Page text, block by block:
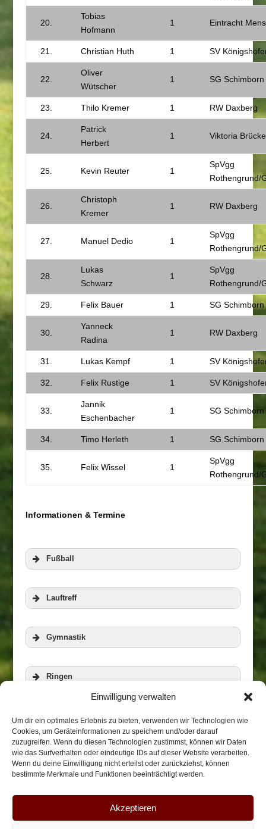
Einwilligung verwalten
Um dir ein optimales Erlebnis zu bieten, verwenden wir Technologien wie
Cookies, um Geräteinformationen zu speichern und/oder darauf
zuzugreifen. Wenn du diesen Technologien zustimmst, können wir Daten
wie das Surfverhalten oder eindeutige IDs auf dieser Website verarbeiten.
Wenn du deine Einwilligung nicht erteilst oder zurückziehst, können
bestimmte Merkmale und Funktionen beeinträchtigt werden.
Akzeptieren
20.
Tobias
Hofmann
1 Eintracht
21. Christian Huth 1 SV
22.
Oliver
Wütscher
1 SG Schimborn
23. Thilo Kremer 1 RW Daxberg
24.
Patrick
Herbert
1 Viktoria
25. Kevin Reuter 1
SpVgg
Rothengrund/
26.
Christoph
Kremer
1 RW Daxberg
27. Manuel Dedio 1
SpVgg
Rothengrund/
28.
Lukas
Schwarz
1
SpVgg
Rothengrund/
29. Felix Bauer 1 SG Schimborn
30.
Yanneck
Radina
1 RW Daxberg
31. Lukas Kempf 1 SV
32. Felix Rustige 1 SV
33.
Jannik
Eschenbacher
1 SG Schimborn
34. Timo Herleth 1 SG Schimborn
35. Felix Wissel 1
SpVgg
Rothengrund/
Informationen & Termine
Fußball
Lauftreff
Veranstaltungen
Gymnastik
Ringen
Zur Homepage der RWG
Aerobic und Step
Weitere Informationen
Biketreff
Takama/Honkai-Karate